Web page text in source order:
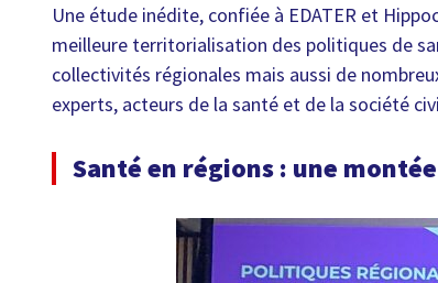
Une étude inédite, confiée à EDATER et
meilleure territorialisation des politiques de
collectivités régionales mais aussi de
experts, acteurs de la santé et de la société
Santé en régions : une